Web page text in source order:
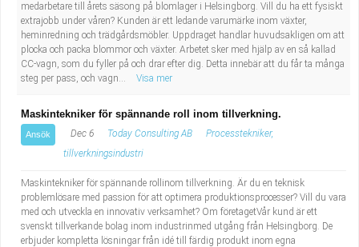
medarbetare till årets säsong på blomlager i Helsingborg. Vill du ha ett fysiskt
extrajobb under våren? Kunden är ett ledande varumärke inom växter,
heminredning och trädgårdsmöbler. Uppdraget handlar huvudsakligen om att
plocka och packa blommor och växter. Arbetet sker med hjälp av en så kallad
CC-vagn, som du fyller på och drar efter dig. Detta innebär att du får ta många
steg per pass, och vagn...
Visa mer
Maskintekniker för spännande roll inom tillverkning.
Ansök Dec 6 Today Consulting AB
Processtekniker,
tillverkningsindustri
Maskintekniker för spännande rollinom tillverkning. Är du en teknisk
problemlösare med passion för att optimera produktionsprocesser? Vill du vara
med och utveckla en innovativ verksamhet? Om företagetVår kund är ett
svenskt tillverkande bolag inom industrinmed utgång från Helsingborg. De
erbjuder kompletta lösningar från idé till färdig produkt inom egna